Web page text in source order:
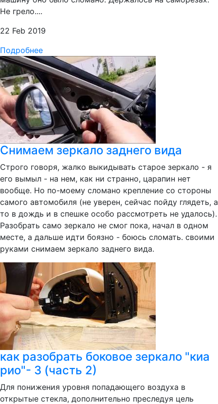
Не грело....
22 Feb 2019
Подробнее
Снимаем зеркало заднего вида
Строго говоря, жалко выкидывать старое зеркало - я
его вымыл - на нем, как ни странно, царапин нет
вообще. Но по-моему сломано крепление со стороны
самого автомобиля (не уверен, сейчас пойду глядеть, а
то в дождь и в спешке особо рассмотреть не удалось).
Разобрать само зеркало не смог пока, начал в одном
месте, а дальше идти боязно - боюсь сломать. своими
руками снимаем зеркало заднего вида.
как разобрать боковое зеркало "киа
рио"- 3 (часть 2)
Для понижения уровня попадающего воздуха в
открытые стекла, дополнительно преследуя цель